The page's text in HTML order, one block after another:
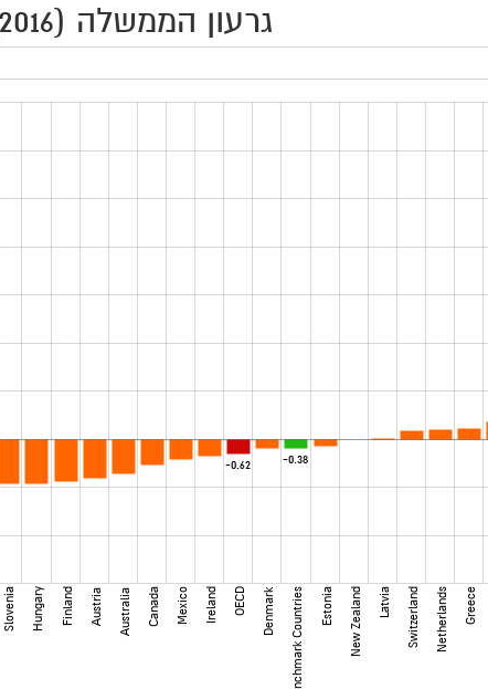
גרעון הממשלה (2016)
-0.62 -0.38
Slovenia Hungary Finland Austria Australia Canada Mexico Ireland OECD Denmark Benchmark Countries Estonia New Zealand Latvia Switzerland Netherlands Greece